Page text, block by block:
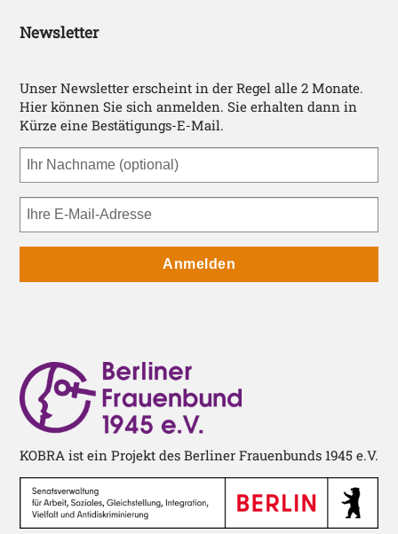
Newsletter
Unser Newsletter erscheint in der Regel alle 2 Monate.
Hier können Sie sich anmelden. Sie erhalten dann in
Kürze eine Bestätigungs-E-Mail.
Anmelden
KOBRA ist ein Projekt des Berliner Frauenbunds 1945 e.V.